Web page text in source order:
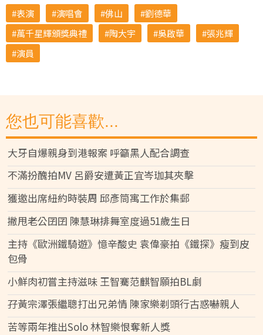
表演 演唱會 佛山
劉德華
萬千星輝頒獎典禮
陶大宇 吳啟華
張兆輝
演員
您也可能喜歡...
大牙自爆親身到港報案 呼籲黑人配合調查
不滿扮醜拍MV 呂爵安遭黃正宜岑珈其夾擊
獲邀出席紐約時裝周 邱彥筒寓工作於集郵
撇甩老公囝囝 陳慧琳排舞室度過51歲生日
主持《歐洲鐵騎遊》憶辛酸史 袁偉豪拍《鐵探》瘦到皮
包骨
小鮮肉初嘗主持滋味 王智騫范麒智願拍BL劇
孖黃宗澤張繼聰打出兄弟情 陳家樂剃頭行古惑嚇親人
苦等兩年推出Solo 林智樂恨奪新人獎